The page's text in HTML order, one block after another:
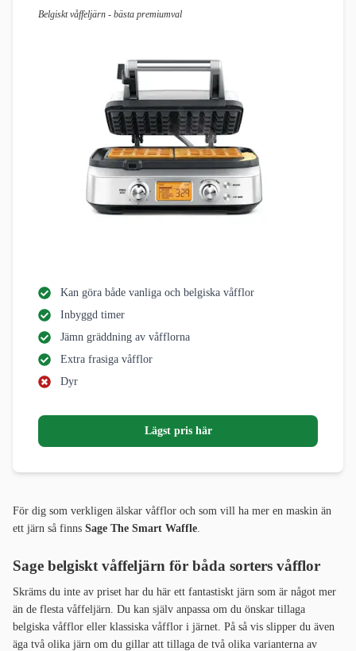
Belgiskt våffeljärn - bästa premiumval
Kan göra både vanliga och belgiska våfflor
Inbyggd timer
Jämn gräddning av våfflorna
Extra frasiga våfflor
Dyr
Lägst pris här
För dig som verkligen älskar våfflor och som vill ha mer en maskin än
ett järn så finns Sage The Smart Waffle
Sage belgiskt våffeljärn för båda sorters våfflor
Skräms du inte av priset har du här ett fantastiskt järn som är något mer
än de flesta våffeljärn. Du kan själv anpassa om du önskar tillaga
belgiska våfflor eller klassiska våfflor i järnet. På så vis slipper du även
äga två olika järn om du gillar att tillaga de två olika varianterna av